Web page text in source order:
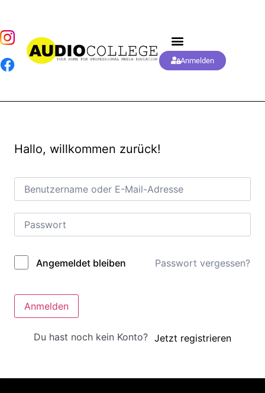
Anmelden
Hallo, willkommen zurück!
Alternative:
Angemeldet bleiben Passwort vergessen?
Anmelden
Du hast noch kein Konto? Jetzt registrieren